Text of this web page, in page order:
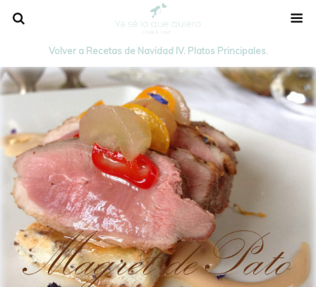
Volver a Recetas de Navidad IV. Platos Principales.